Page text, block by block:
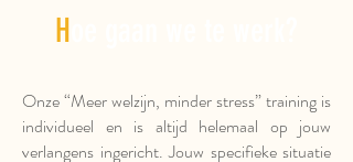
H
Onze “Meer welzijn, minder stress” training is
individueel en is altijd helemaal op jouw
verlangens ingericht. Jouw specifieke situatie